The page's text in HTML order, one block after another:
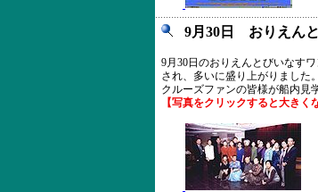
9月30日 おりえん
9月30日のおりえんとびいなす
され、多いに盛り上がりました
クルーズファンの皆様が船内見
【写真をクリックすると大きく